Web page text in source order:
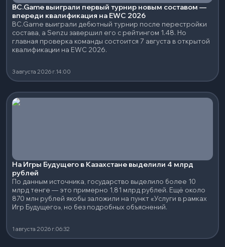
BC.Game выиграли первый турнир новым составом —
впереди квалификация на EWC 2026
BC.Game выиграли дебютный турнир после перестройки
состава, а Senzu завершил его с рейтингом 1.48. Но
главная проверка команды состоится 7 августа в открытой
квалификации на EWC 2026.
3 августа 2026 г.14:00
На Игры Будущего в Казахстане выделили 4 млрд
рублей
По данным источника, государство выделило более 10
млрд тенге — это примерно 1,81 млрд рублей. Ещё около
870 млн рублей якобы заложили на пункт «Услуги в рамках
Игр Будущего», но без подробных объяснений.
1 августа 2026 г.06:32